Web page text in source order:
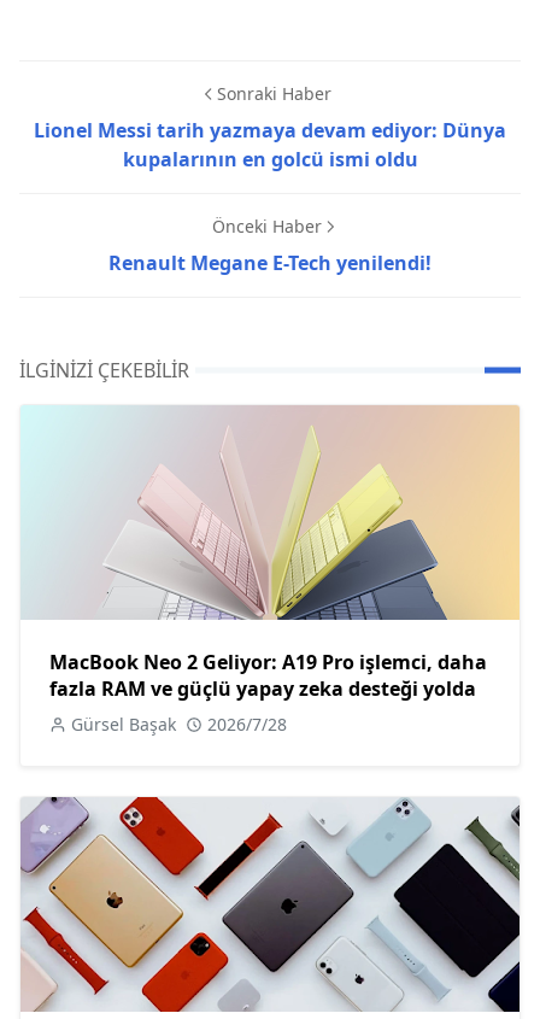
Sonraki Haber
Lionel Messi tarih yazmaya devam ediyor: Dünya
kupalarının en golcü ismi oldu
Önceki Haber
Renault Megane E-Tech yenilendi!
İLGINIZI ÇEKEBILIR
MacBook Neo 2 Geliyor: A19 Pro işlemci, daha
fazla RAM ve güçlü yapay zeka desteği yolda
Gürsel Başak 2026/7/28